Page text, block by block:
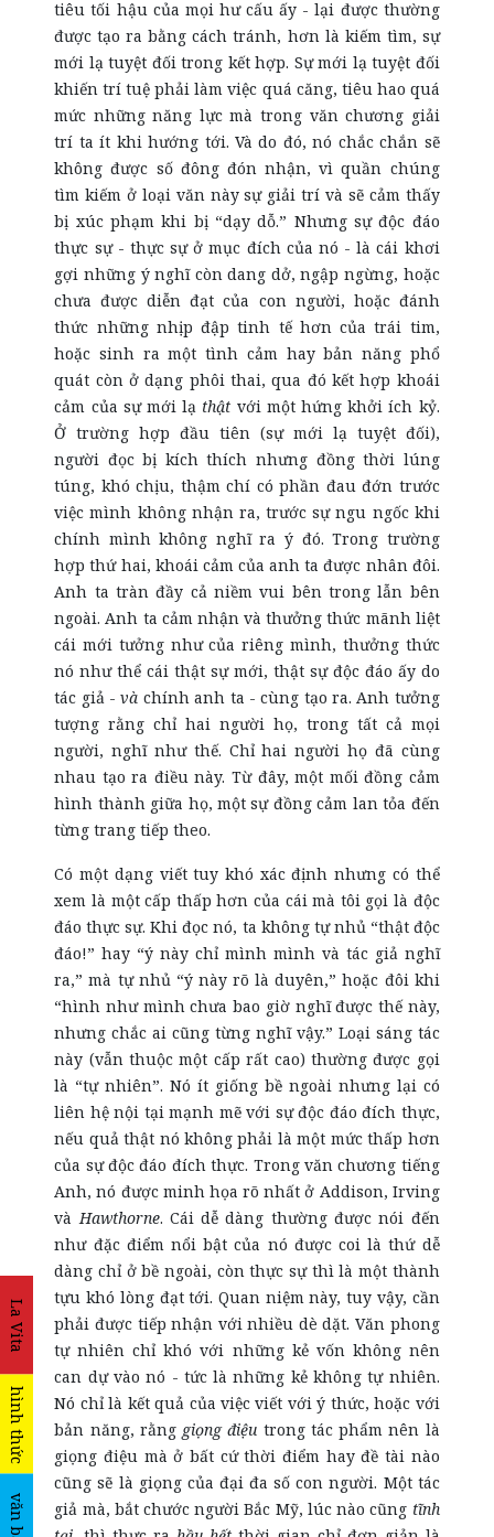
La Vita
hình thức
văn bản
tiêu tối hậu của mọi hư cấu ấy - lại được thường
được tạo ra bằng cách tránh, hơn là kiếm tìm, sự
mới lạ tuyệt đối trong kết hợp. Sự mới lạ tuyệt đối
khiến trí tuệ phải làm việc quá căng, tiêu hao quá
mức những năng lực mà trong văn chương giải
trí ta ít khi hướng tới. Và do đó, nó chắc chắn sẽ
không được số đông đón nhận, vì quần chúng
tìm kiếm ở loại văn này sự giải trí và sẽ cảm thấy
bị xúc phạm khi bị “dạy dỗ.” Nhưng sự độc đáo
thực sự - thực sự ở mục đích của nó - là cái khơi
gợi những ý nghĩ còn dang dở, ngập ngừng, hoặc
chưa được diễn đạt của con người, hoặc đánh
thức những nhịp đập tinh tế hơn của trái tim,
hoặc sinh ra một tình cảm hay bản năng phổ
quát còn ở dạng phôi thai, qua đó kết hợp khoái
cảm của sự mới lạ thật với một hứng khởi ích kỷ.
Ở trường hợp đầu tiên (sự mới lạ tuyệt đối),
người đọc bị kích thích nhưng đồng thời lúng
túng, khó chịu, thậm chí có phần đau đớn trước
việc mình không nhận ra, trước sự ngu ngốc khi
chính mình không nghĩ ra ý đó. Trong trường
hợp thứ hai, khoái cảm của anh ta được nhân đôi.
Anh ta tràn đầy cả niềm vui bên trong lẫn bên
ngoài. Anh ta cảm nhận và thưởng thức mãnh liệt
cái mới tưởng như của riêng mình, thưởng thức
nó như thể cái thật sự mới, thật sự độc đáo ấy do
tác giả -và chính anh ta - cùng tạo ra. Anh tưởng
tượng rằng chỉ hai người họ, trong tất cả mọi
người, nghĩ như thế. Chỉ hai người họ đã cùng
nhau tạo ra điều này. Từ đây, một mối đồng cảm
hình thành giữa họ, một sự đồng cảm lan tỏa đến
từng trang tiếp theo.
Có một dạng viết tuy khó xác định nhưng có thể
xem là một cấp thấp hơn của cái mà tôi gọi là độc
đáo thực sự. Khi đọc nó, ta không tự nhủ “thật độc
đáo!” hay “ý này chỉ mình mình và tác giả nghĩ
ra,” mà tự nhủ “ý này rõ là duyên,” hoặc đôi khi
“hình như mình chưa bao giờ nghĩ được thế này,
nhưng chắc ai cũng từng nghĩ vậy.” Loại sáng tác
này (vẫn thuộc một cấp rất cao) thường được gọi
là “tự nhiên”. Nó ít giống bề ngoài nhưng lại có
liên hệ nội tại mạnh mẽ với sự độc đáo đích thực,
nếu quả thật nó không phải là một mức thấp hơn
của sự độc đáo đích thực. Trong văn chương tiếng
Anh, nó được minh họa rõ nhất ở Addison, Irving
vàHawthorne. Cái dễ dàng thường được nói đến
như đặc điểm nổi bật của nó được coi là thứ dễ
dàng chỉ ở bề ngoài, còn thực sự thì là một thành
tựu khó lòng đạt tới. Quan niệm này, tuy vậy, cần
phải được tiếp nhận với nhiều dè dặt. Văn phong
tự nhiên chỉ khó với những kẻ vốn không nên
can dự vào nó - tức là những kẻ không tự nhiên.
Nó chỉ là kết quả của việc viết với ý thức, hoặc với
bản năng, rằnggiọng điệu trong tác phẩm nên là
giọng điệu mà ở bất cứ thời điểm hay đề tài nào
cũng sẽ là giọng của đại đa số con người. Một tác
giả mà, bắt chước người Bắc Mỹ, lúc nào cũng tĩnh